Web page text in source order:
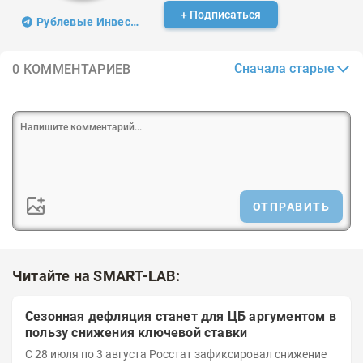
Рублевые Инвестиции
+ Подписаться
0 КОММЕНТАРИЕВ Сначала старые
ОТПРАВИТЬ
Читайте на SMART-LAB:
Сезонная дефляция станет для ЦБ аргументом в
пользу снижения ключевой ставки
С 28 июля по 3 августа Росстат зафиксировал снижение